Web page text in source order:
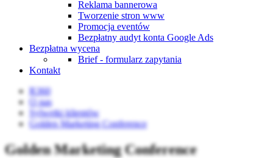
Reklama bannerowa
Tworzenie stron www
Promocja eventów
Bezpłatny audyt konta Google Ads
Bezpłatna wycena
Brief - formularz zapytania
Kontakt
R360
O nas
Sylwetki klientów
Golden Marketing Conference
Golden Marketing Conference